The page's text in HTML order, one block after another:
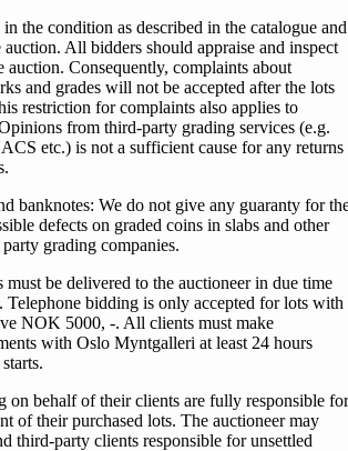
the condition as described in the catalogue and
All bidders should appraise and inspect
auction. Consequently, complaints about
and grades will not be accepted after the lots
restriction for complaints also applies to
from third-party grading services (e.g.
etc.) is not a sufficient cause for any returns
banknotes: We do not give any guaranty for
defects on graded coins in slabs and other
grading companies.
must be delivered to the auctioneer in due time
Telephone bidding is only accepted for lots with
NOK 5000, -. All clients must make
with Oslo Myntgalleri at least 24 hours
on behalf of their clients are fully responsible for
of their purchased lots. The auctioneer may
third-party clients responsible for unsettled